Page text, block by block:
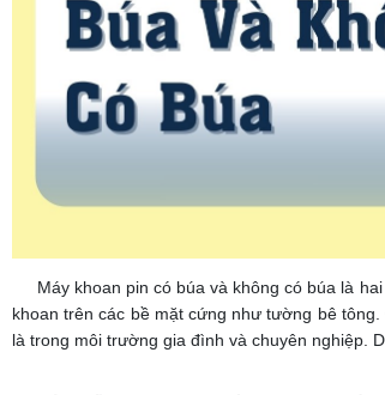
Máy khoan pin có búa và không có búa là hai
khoan trên các bề mặt cứng như tường bê
là trong môi trường gia đình và chuyên nghiệp.